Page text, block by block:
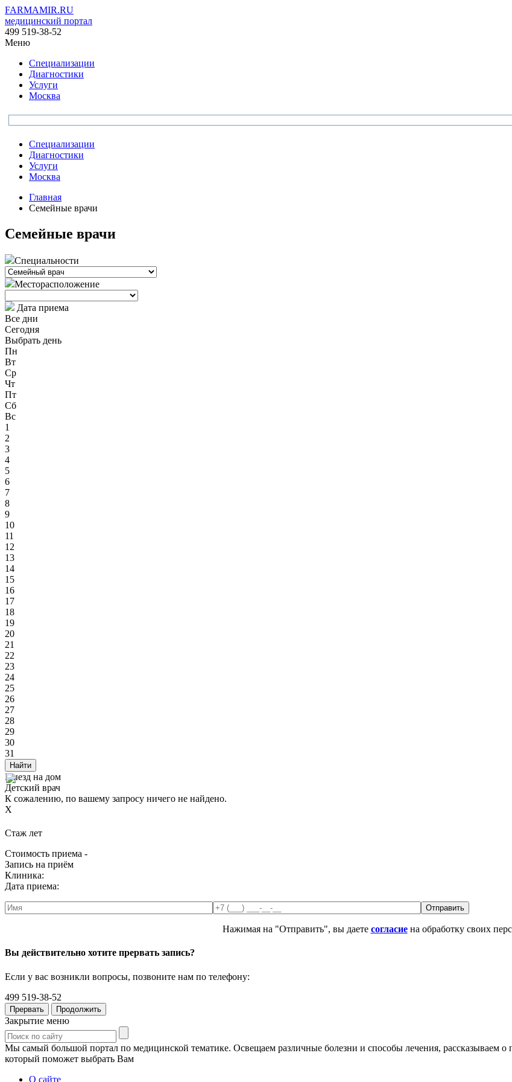
FARMAMIR.RU
медицинский портал
499 519-38-52
Меню
Специализации
Диагностики
Услуги
Москва
Специализации
Диагностики
Услуги
Москва
Главная
Семейные врачи
Семейные врачи
Специальности
Месторасположение
Дата приема
Все дни
Сегодня
Выбрать день
Пн
Вт
Ср
Чт
Пт
Сб
Вс
1
2
3
4
5
6
7
8
9
10
11
12
13
14
15
16
17
18
19
20
21
22
23
24
25
26
27
28
29
30
31
Найти
Выезд на дом
Детский врач
К сожалению, по вашему запросу ничего не найдено.
X
Стаж лет
Стоимость приема -
Запись на приём
Клиника:
Дата приема:
Нажимая на "Отправить", вы даете согласиена обработку своих
Вы действительно хотите прервать запись?
Если у вас возникли вопросы, позвоните нам по телефону:
499 519-38-52
Прервать Продолжить
Закрытие меню
Мы самый большой портал по медицинской тематике. Освещаем различные болезни и способы лечения, рассказываем о
который поможет выбрать Вам
О сайте